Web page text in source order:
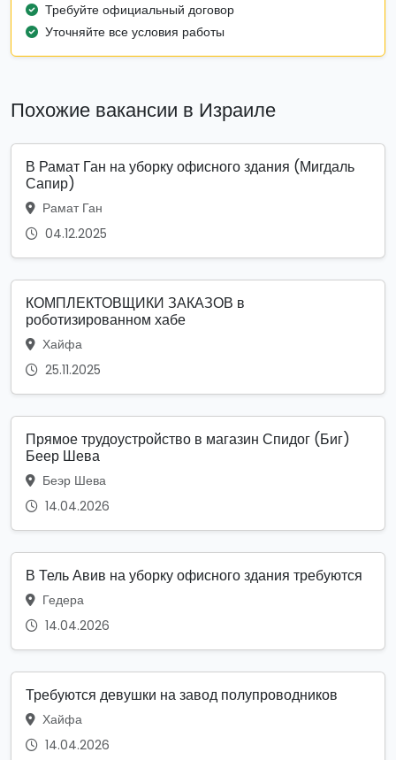
Требуйте официальный договор
Уточняйте все условия работы
Похожие вакансии в Израиле
В Рамат Ган на уборку офисного здания (Мигдаль
Сапир)
Рамат Ган
04.12.2025
КОМПЛЕКТОВЩИКИ ЗАКАЗОВ в
роботизированном хабе
Хайфа
25.11.2025
Прямое трудоустройство в магазин Спидог (Биг)
Беер Шева
Беэр Шева
14.04.2026
В Тель Авив на уборку офисного здания требуются
Гедера
14.04.2026
Требуются девушки на завод полупроводников
Хайфа
14.04.2026